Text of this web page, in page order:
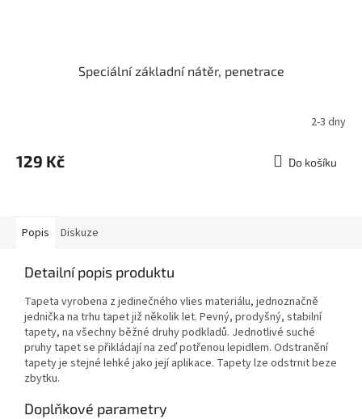
Speciální základní nátěr, penetrace
2-3 dny
129 Kč Do košíku
Popis Diskuze
Detailní popis produktu
Tapeta vyrobena z jedinečného vlies materiálu, jednoznačně
jednička na trhu tapet již několik let. Pevný, prodyšný, stabilní
tapety, na všechny běžné druhy podkladů. Jednotlivé suché
pruhy tapet se přikládají na zeď potřenou lepidlem. Odstranění
tapety je stejné lehké jako její aplikace. Tapety lze odstrnit beze
zbytku.
Doplňkové parametry